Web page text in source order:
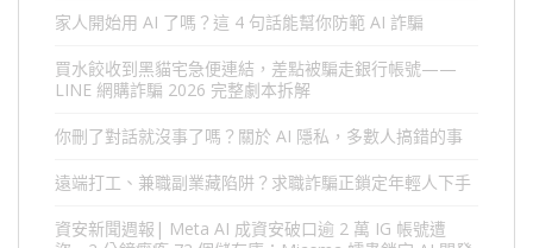
家人開始用 AI 了嗎？這 4 句話能幫你防範 AI 詐騙
買水餃收到黑貓宅急便連結，差點被騙走銀行帳號——
LINE 網購詐騙 2026 完整劇本拆解
你刪了對話就沒事了嗎？關於 AI 隱私，多數人搞錯的事
遠端打工、兼職副業藏陷阱？求職詐騙正鎖定年輕人下手
資安新聞週報| Meta AI 成資安破口逾 2 萬 IG 帳號遭